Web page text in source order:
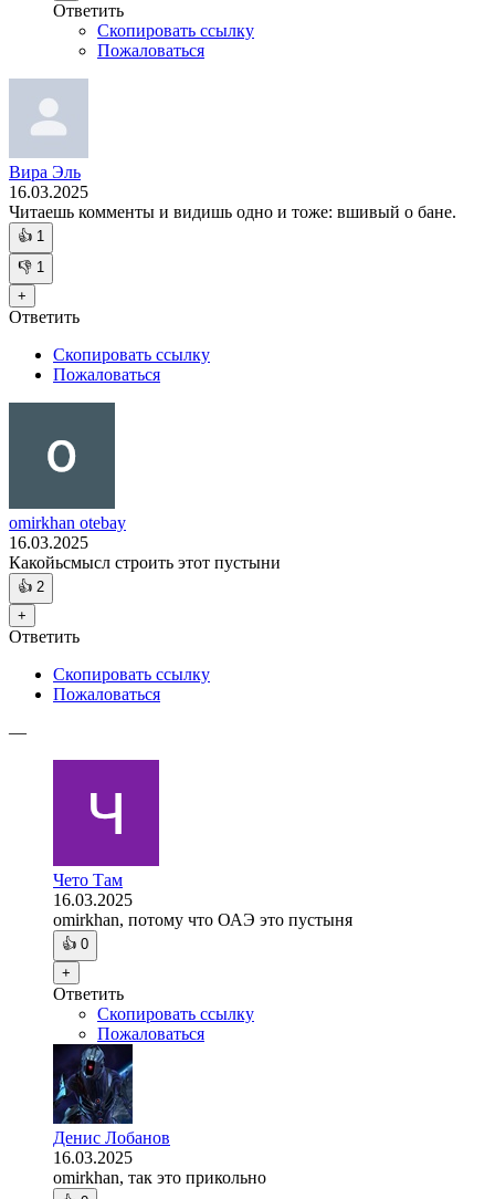
Ответить
Скопировать ссылку
Пожаловаться
Вира Эль
16.03.2025
Читаешь комменты и видишь одно и тоже: вшивый о бане.
👍 1
👎 1
+
Ответить
Скопировать ссылку
Пожаловаться
omirkhan otebay
16.03.2025
Какойьсмысл строить этот пустыни
👍 2
+
Ответить
Скопировать ссылку
Пожаловаться
—
Чето Там
16.03.2025
omirkhan, потому что ОАЭ это пустыня
👍 0
+
Ответить
Скопировать ссылку
Пожаловаться
Денис Лобанов
16.03.2025
omirkhan, так это прикольно